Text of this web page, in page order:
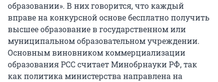
образовании». В них говорится, что каждый
вправе на конкурсной основе бесплатно получить
высшее образование в государственном или
муниципальном образовательном учреждении.
Основным виновником коммерциализации
образования РСС считает Минобрнауки РФ, так
как политика министерства направлена на